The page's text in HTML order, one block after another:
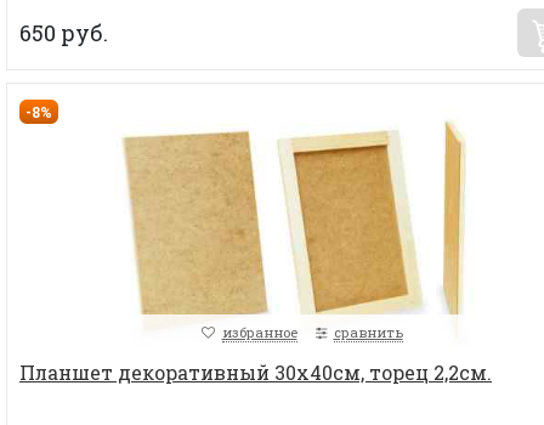
650 руб.
-8%
избранное сравнить
Планшет декоративный 30х40см, торец 2,2см.